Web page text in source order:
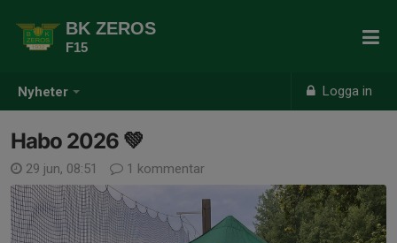
Nyheter Logga in
BK ZEROS
F15
Habo 2026 💚
29 jun, 08:51 1 kommentar